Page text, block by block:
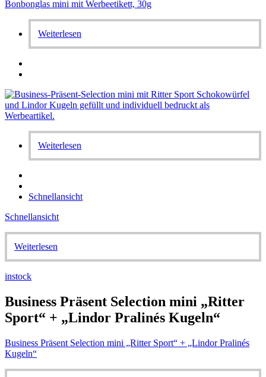
Bonbonglas mini mit Werbeetikett, 30g
Weiterlesen
Weiterlesen
Schnellansicht
Schnellansicht
Weiterlesen
instock
Business Präsent Selection mini „Ritter
Sport“ + „Lindor Pralinés Kugeln“
Business Präsent Selection mini „Ritter Sport“ + „Lindor Pralinés
Kugeln“